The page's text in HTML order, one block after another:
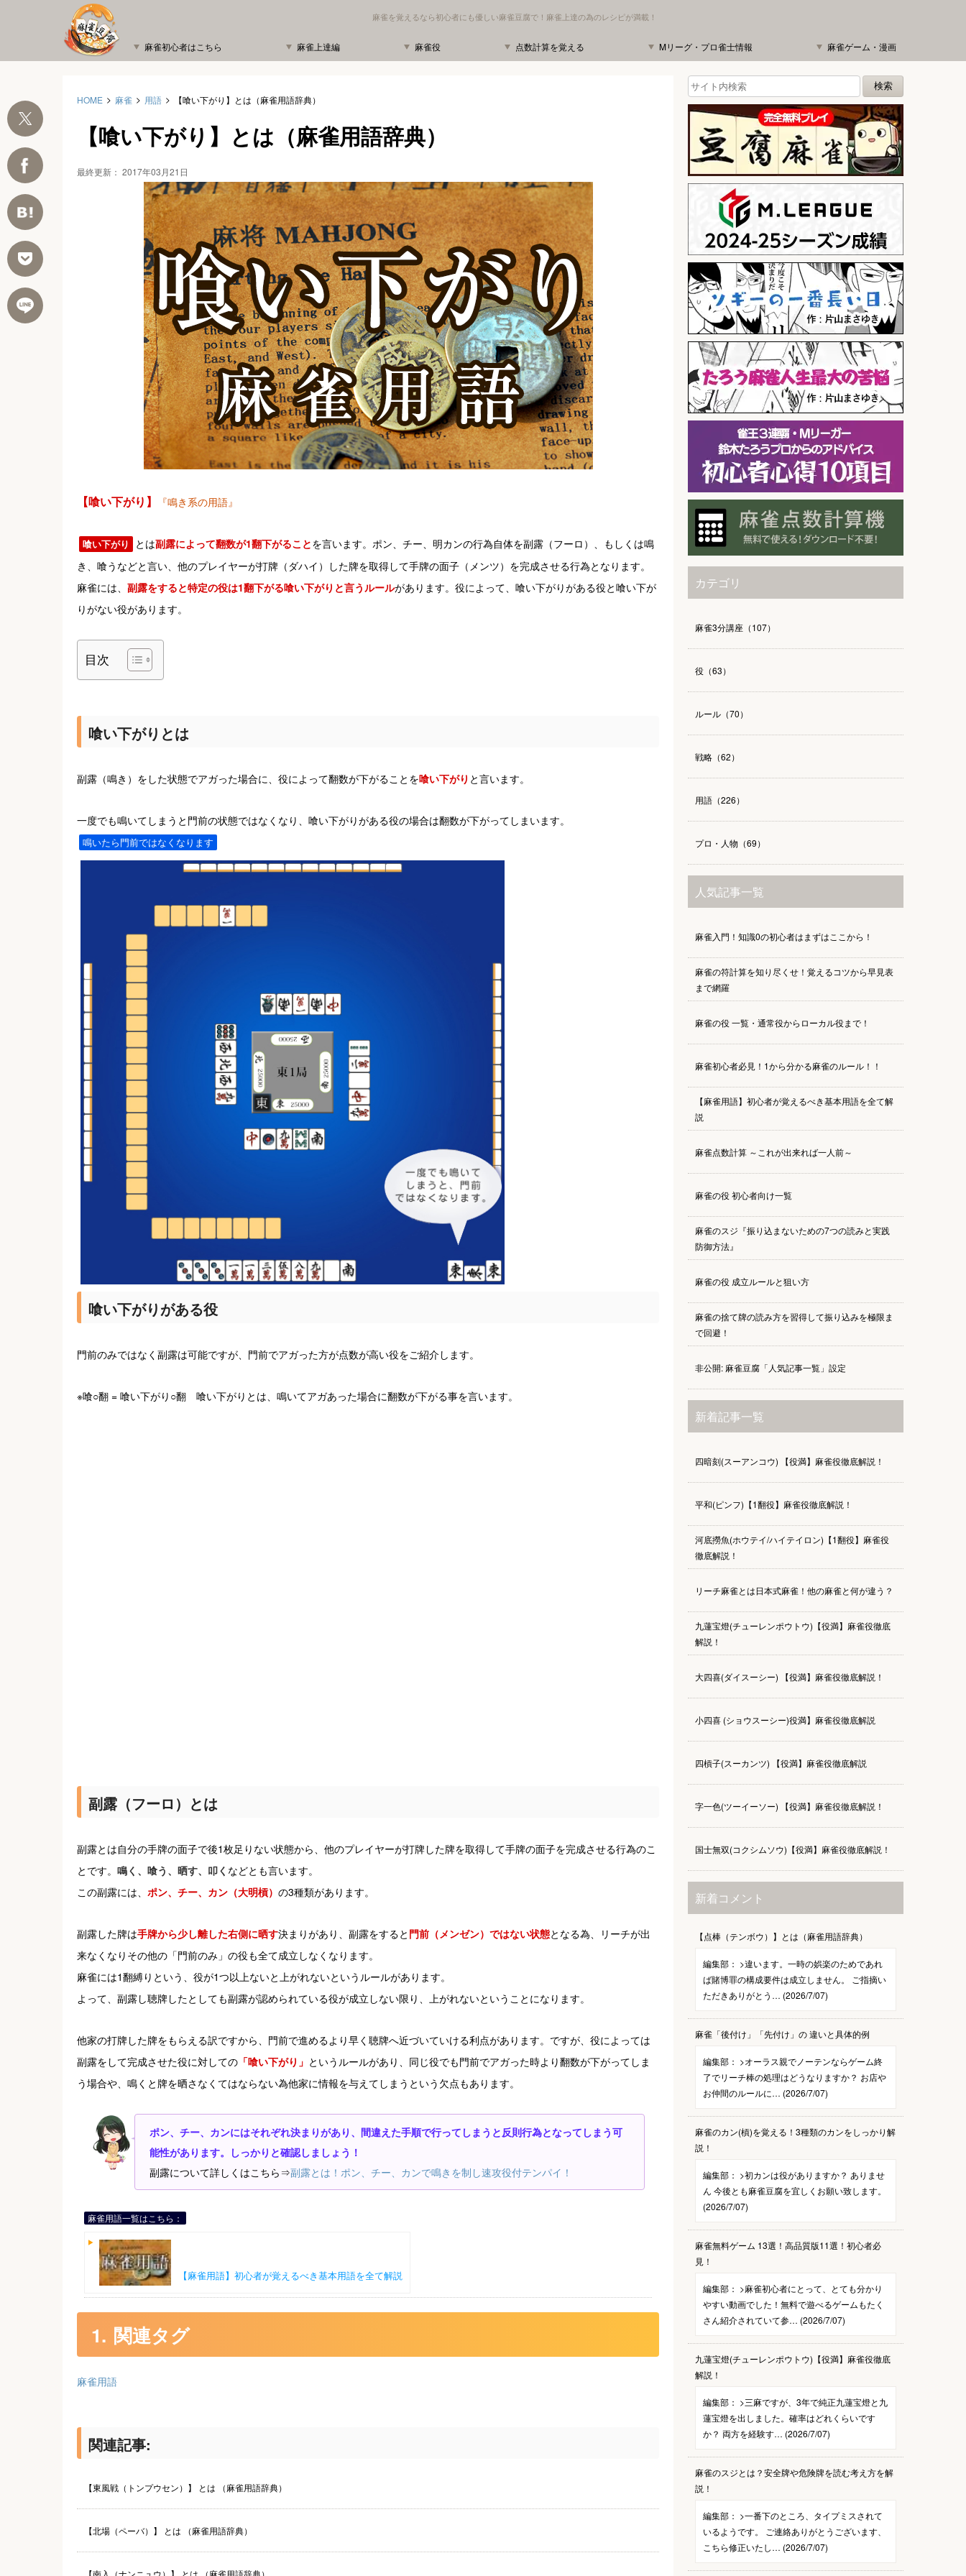
麻雀を覚えるなら初心者にも優しい麻雀豆腐で！麻雀上達の為のレシピが満載！
麻雀初心者はこちら 麻雀上達編 麻雀役 点数計算を覚える Mリーグ・プロ雀士情報 麻雀ゲーム・漫画
HOME 麻雀 用語 【喰い下がり】とは（麻雀用語辞典）
【喰い下がり】とは（麻雀用語辞典）
最終更新： 2017年03月21日
【喰い下がり】 『鳴き系の用語』
喰い下がり とは副露によって翻数が1翻下がることを言います。ポン、チー、明カンの行為自体を副露（フーロ）、もしくは鳴
き、喰うなどと言い、他のプレイヤーが打牌（ダハイ）した牌を取得して手牌の面子（メンツ）を完成させる行為となります。
麻雀には、 副露をすると特定の役は1翻下がる喰い下がりと言うルールがあります。役によって、喰い下がりがある役と喰い下が
りがない役があります。
目次
喰い下がりとは
副露（鳴き）をした状態でアガった場合に、役によって翻数が下がることを喰い下がり と言います。
一度でも鳴いてしまうと門前の状態ではなくなり、喰い下がりがある役の場合は翻数が下がってしまいます。
鳴いたら門前ではなくなります
喰い下がりがある役
門前のみではなく副露は可能ですが、門前でアガった方が点数が高い役をご紹介します。
※喰○翻 = 喰い下がり○翻 喰い下がりとは、鳴いてアガあった場合に翻数が下がる事を言います。
副露（フーロ）とは
副露とは自分の手牌の面子で後1枚足りない状態から、他のプレイヤーが打牌した牌を取得して手牌の面子を完成させる行為のこ
とです。 鳴く、喰う、晒す、叩く などとも言います。
この副露には、 ポン、チー、カン（大明槓） の3種類があります。
副露した牌は手牌から少し離した右側に晒す決まりがあり、副露をすると 門前（メンゼン）ではない状態となる為、リーチが出
来なくなりその他の「門前のみ」の役も全て成立しなくなります。
麻雀には1翻縛りという、役が1つ以上ないと上がれないというルールがあります。
よって、副露し聴牌したとしても副露が認められている役が成立しない限り、上がれないということになります。
他家の打牌した牌をもらえる訳ですから、門前で進めるより早く聴牌へ近づいていける利点があります。ですが、役によっては
副露をして完成させた役に対しての 「喰い下がり」 というルールがあり、同じ役でも門前でアガった時より翻数が下がってしま
う場合や、鳴くと牌を晒さなくてはならない為他家に情報を与えてしまうという欠点もあります。
ポン、チー、カンにはそれぞれ決まりがあり、間違えた手順で行ってしまうと反則行為となってしまう可
能性があります。しっかりと確認しましょう！
副露について詳しくはこちら⇒副露とは！ポン、チー、カンで鳴きを制し速攻役付テンパイ！
麻雀用語一覧はこちら：
【麻雀用語】初心者が覚えるべき基本用語を全て解説
関連タグ
麻雀用語
関連記事:
【東風戦（トンプウセン）】 とは （麻雀用語辞典）
【北場（ペーバ）】 とは （麻雀用語辞典）
【南入（ナンニュウ）】 とは （麻雀用語辞典）
カテゴリ
麻雀3分講座（107）
役（63）
ルール（70）
戦略（62）
用語（226）
プロ・人物（69）
人気記事一覧
麻雀入門！知識0の初心者はまずはここから！
麻雀の符計算を知り尽くせ！覚えるコツから早見表
まで網羅
麻雀の役 一覧・通常役からローカル役まで！
麻雀初心者必見！1から分かる麻雀のルール！！
【麻雀用語】初心者が覚えるべき基本用語を全て解
説
麻雀点数計算 ～これが出来れば一人前～
麻雀の役 初心者向け一覧
麻雀のスジ『振り込まないための7つの読みと実践
防御方法』
麻雀の役 成立ルールと狙い方
麻雀の捨て牌の読み方を習得して振り込みを極限ま
で回避！
非公開: 麻雀豆腐「人気記事一覧」設定
新着記事一覧
四暗刻(スーアンコウ) 【役満】麻雀役徹底解説！
平和(ピンフ)【1翻役】麻雀役徹底解説！
河底撈魚(ホウテイ/ハイテイロン)【1翻役】麻雀役
徹底解説！
リーチ麻雀とは日本式麻雀！他の麻雀と何が違う？
九蓮宝燈(チューレンポウトウ)【役満】麻雀役徹底
解説！
大四喜(ダイスーシー) 【役満】麻雀役徹底解説！
小四喜 (ショウスーシー)役満】麻雀役徹底解説
四槓子(スーカンツ) 【役満】麻雀役徹底解説
字一色(ツーイーソー) 【役満】麻雀役徹底解説！
国士無双(コクシムソウ)【役満】麻雀役徹底解説！
新着コメント
【点棒（テンボウ）】とは（麻雀用語辞典）
編集部： >違います。一時の娯楽のためであれ
ば賭博罪の構成要件は成立しません。 ご指摘い
ただきありがとう… (2026/7/07)
麻雀「後付け」「先付け」の 違いと具体的例
編集部： >オーラス親でノーテンならゲーム終
了でリーチ棒の処理はどうなりますか？ お店や
お仲間のルールに… (2026/7/07)
麻雀のカン(槓)を覚える！3種類のカンをしっかり解
説！
編集部： >初カンは役がありますか？ ありませ
ん 今後とも麻雀豆腐を宜しくお願い致します。
(2026/7/07)
麻雀無料ゲーム 13選！高品質版11選！初心者必
見！
編集部： >麻雀初心者にとって、とても分かり
やすい動画でした！無料で遊べるゲームもたく
さん紹介されていて参… (2026/7/07)
九蓮宝燈(チューレンポウトウ)【役満】麻雀役徹底
解説！
編集部： >三麻ですが、3年で純正九蓮宝燈と九
蓮宝燈を出しました。確率はどれくらいです
か？ 両方を経験す… (2026/7/07)
麻雀のスジとは？安全牌や危険牌を読む考え方を解
説！
編集部： >一番下のところ、タイプミスされて
いるようです。 ご連絡ありがとうございます、
こちら修正いたし… (2026/7/07)